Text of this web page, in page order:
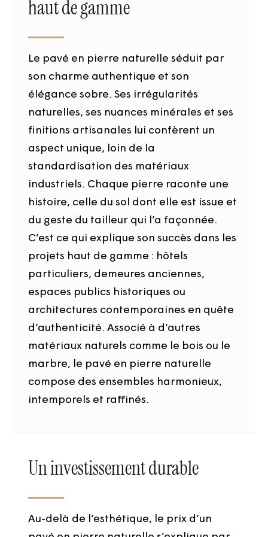
haut de gamme
Le pavé en pierre naturelle séduit par
son charme authentique et son
élégance sobre. Ses irrégularités
naturelles, ses nuances minérales et ses
finitions artisanales lui confèrent un
aspect unique, loin de la
standardisation des matériaux
industriels. Chaque pierre raconte une
histoire, celle du sol dont elle est issue et
du geste du tailleur qui l’a façonnée.
C’est ce qui explique son succès dans les
projets haut de gamme : hôtels
particuliers, demeures anciennes,
espaces publics historiques ou
architectures contemporaines en quête
d’authenticité. Associé à d’autres
matériaux naturels comme le bois ou le
marbre, le pavé en pierre naturelle
compose des ensembles harmonieux,
intemporels et raffinés.
Un investissement durable
Au-delà de l’esthétique, le prix d’un